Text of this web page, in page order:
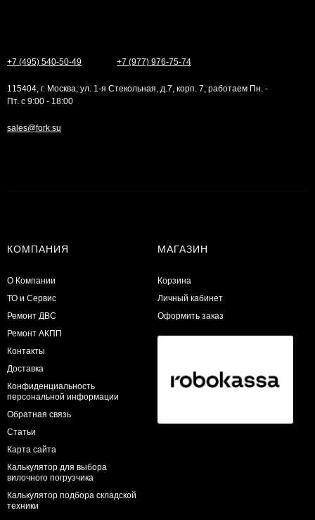
+7 (495) 540-50-49 +7 (977) 976-75-74
115404, г. Москва, ул. 1-я Стекольная, д.7, корп. 7, работаем Пн. -
Пт. с 9:00 - 18:00
sales@fork.su
КОМПАНИЯ
О Компании
ТО и Сервис
​Ремонт ДВС
Ремонт АКПП
Контакты
Доставка
Конфиденциальность
персональной информации
Обратная связь
Статьи
Карта сайта
Калькулятор для выбора
вилочного погрузчика
Калькулятор подбора складской
техники
МАГАЗИН
Корзина
Личный кабинет
Оформить заказ